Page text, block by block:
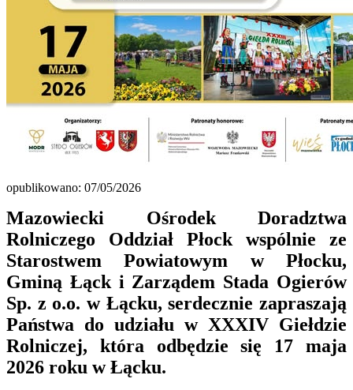
opublikowano: 07/05/2026
Mazowiecki Ośrodek Doradztwa
Rolniczego Oddział Płock wspólnie ze
Starostwem Powiatowym w Płocku,
Gminą Łąck i Zarządem Stada Ogierów
Sp. z o.o. w Łącku, serdecznie zapraszają
Państwa do udziału w XXXIV Giełdzie
Rolniczej, która odbędzie się 17 maja
2026 roku w Łącku.